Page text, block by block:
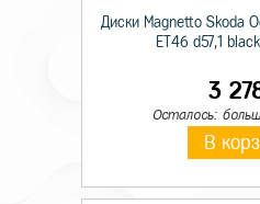
Диски Magnetto Skoda
ET46 d57,1
3
Осталось:
В